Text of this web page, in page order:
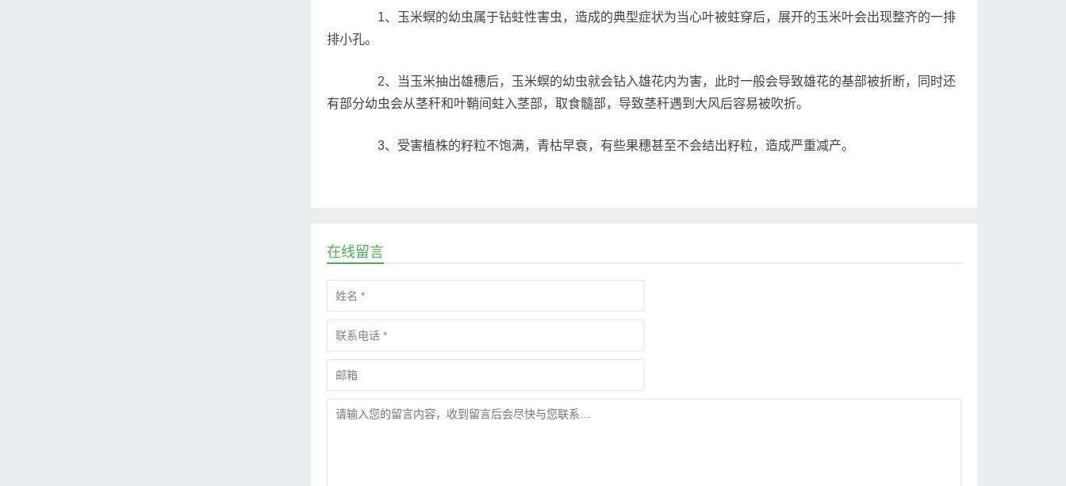
1、玉米螟的幼虫属于钻蛀性害虫，造成的典型症状为当心叶被蛀穿后，展开的玉米叶会出现整齐的一排
排小孔。
2、当玉米抽出雄穗后，玉米螟的幼虫就会钻入雄花内为害，此时一般会导致雄花的基部被折断，同时还
有部分幼虫会从茎秆和叶鞘间蛀入茎部，取食髓部，导致茎秆遇到大风后容易被吹折。
3、受害植株的籽粒不饱满，青枯早衰，有些果穗甚至不会结出籽粒，造成严重减产。
在线留言